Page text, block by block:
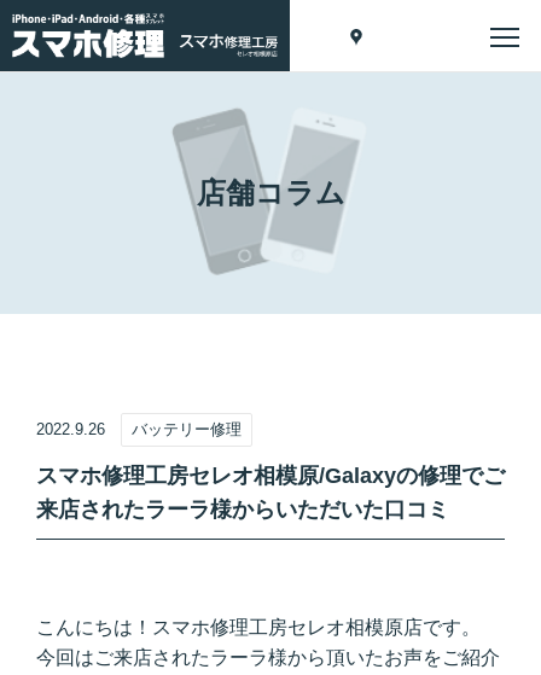
店舗コラム
2022.9.26 バッテリー修理
スマホ修理工房セレオ相模原/Galaxyの修理でご
来店されたラーラ様からいただいた口コミ
こんにちは！スマホ修理工房セレオ相模原店です。
今回はご来店されたラーラ様から頂いたお声をご紹介